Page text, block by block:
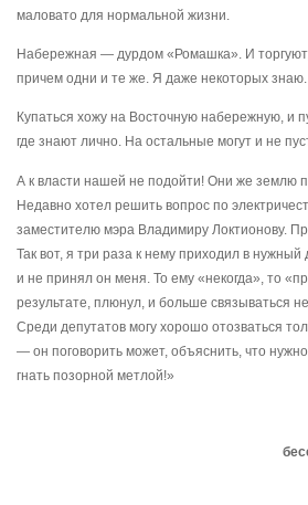
маловато для нормальной жизни.
Набережная — дурдом «Ромашка». И
причем одни и те же. Я даже некоторых знаю.
Купаться хожу на Восточную набережную, и
где знают лично. На остальные могут и не
А к власти нашей не подойти! Они же землю
Недавно хотел решить вопрос по
заместителю мэра Владимиру Локтионову.
Так вот, я три раза к нему приходил в
и не принял он меня. То ему «некогда», то
результате, плюнул, и больше связываться не
Среди депутатов могу хорошо отозваться
— он поговорить может, объяснить, что
гнать позорной метлой!»